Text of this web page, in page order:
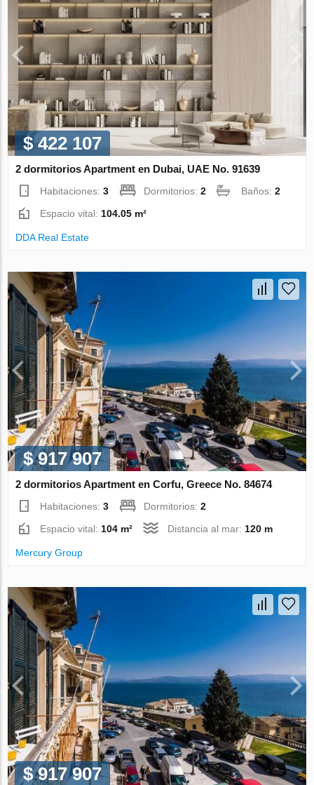
$ 422 107
2 dormitorios Apartment en Dubai, UAE No. 91639
Habitaciones:3 Dormitorios:2 Baños:2
Espacio vital: 104.05 m²
DDA Real Estate
$ 917 907
2 dormitorios Apartment en Corfu, Greece No. 84674
Habitaciones:3 Dormitorios:2
Espacio vital: 104 m² Distancia al mar: 120 m
Mercury Group
$ 917 907